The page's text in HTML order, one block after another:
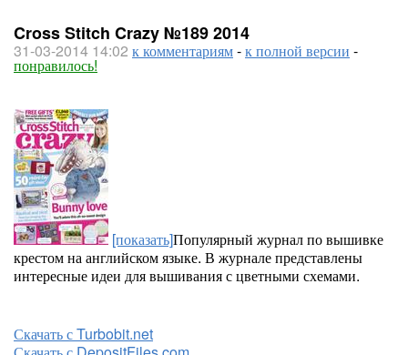
Cross Stitch Crazy №189 2014
31-03-2014 14:02 к комментариям-к полной версии -
понравилось!
[показать]Популярный журнал по вышивке
крестом на английском языке. В журнале представлены
интересные идеи для вышивания с цветными схемами.
Скачать с Turbobit.net